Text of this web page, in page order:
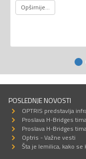
Opširnije...
POSLEDNJE NOVOSTI
OPTRIS predstavlja
Proslava H-Bridges
Proslava H-Bridges
Optris - Važne vesti
Šta je lemilica, kako